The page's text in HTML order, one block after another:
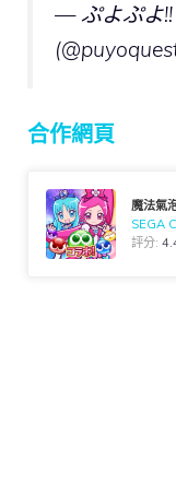
— ぷよぷよ!!
合作網頁
魔法氣
SEGA
評分: